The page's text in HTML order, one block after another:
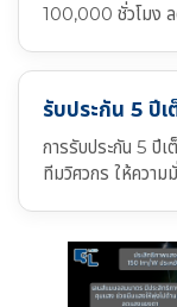
100,000 ชั่วโมง ล
รับประกัน 5 ปีเ
การรับประกัน 5
ทีมวิศวกร ให้ความ